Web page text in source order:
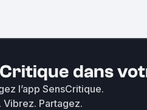
dans
l’app SensCritique.
Vibrez. Partagez.